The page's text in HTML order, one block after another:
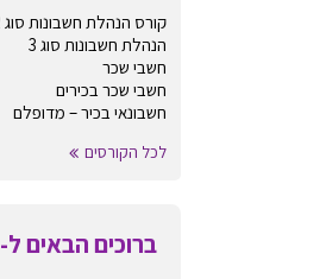
קורס הנהלת חשבונות סוג 1+2
הנהלת חשבונות סוג 3
חשבי שכר
חשבי שכר בכירים
חשבונאי בכיר – מדופלם
לכל הקורסים
ברוכים הבאים ל- StudyChoice , פורטל לימודים אינטראקטיבי